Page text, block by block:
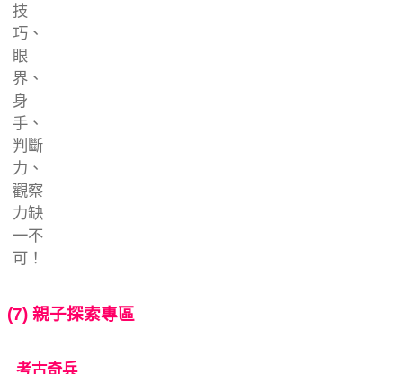
技
巧、
眼
界、
身
手、
判斷
力、
觀察
力缺
一不
可！
(7) 親子探索專區
考古奇兵